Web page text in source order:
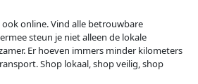
online. Vind alle betrouwbare
steun je niet alleen de lokale
Er hoeven immers minder kilometers
Shop lokaal, shop veilig, shop